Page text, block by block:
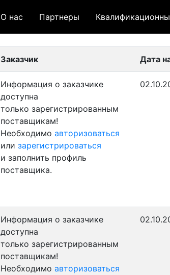
О нас Партнеры
Заказчик Дата
Информация о заказчике
доступна
только зарегистрированным
поставщикам!
Необходимо авторизоваться
или зарегистрироваться
и заполнить профиль
поставщика.
Информация о заказчике
доступна
только зарегистрированным
поставщикам!
Необходимо авторизоваться